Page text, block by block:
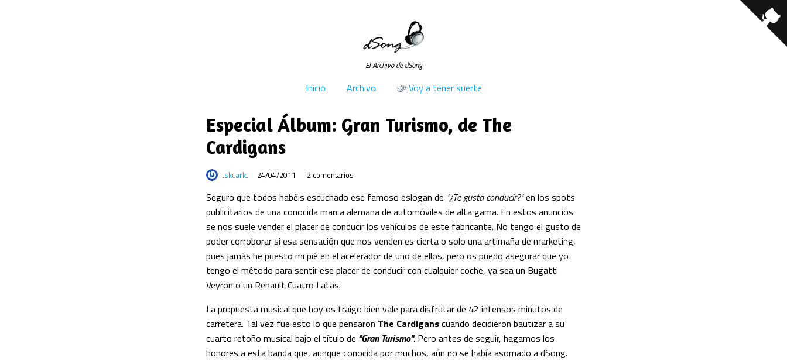
El Archivo de dSong
Inicio Archivo Voy a tener suerte
Especial Álbum: Gran Turismo, de The
Cardigans
skuark 24/04/2011 2 comentarios
Seguro que todos habéis escuchado ese famoso eslogan de "¿Te gusta conducir?"en los spots
publicitarios de una conocida marca alemana de automóviles de alta gama. En estos anuncios
se nos suele vender el placer de conducir los vehículos de este fabricante. No tengo el gusto de
poder corroborar si esa sensación que nos venden es cierta o solo una artimaña de marketing,
pues jamás he puesto mi pié en el acelerador de uno de ellos, pero os puedo asegurar que yo
tengo el método para sentir ese placer de conducir con cualquier coche, ya sea un Bugatti
Veyron o un Renault Cuatro Latas.
La propuesta musical que hoy os traigo bien vale para disfrutar de 42 intensos minutos de
carretera. Tal vez fue esto lo que pensaron The Cardiganscuando decidieron bautizar a su
cuarto retoño musical bajo el título de "Gran Turismo". Pero antes de seguir, hagamos los
honores a esta banda que, aunque conocida por muchos, aún no se había asomado a dSong.